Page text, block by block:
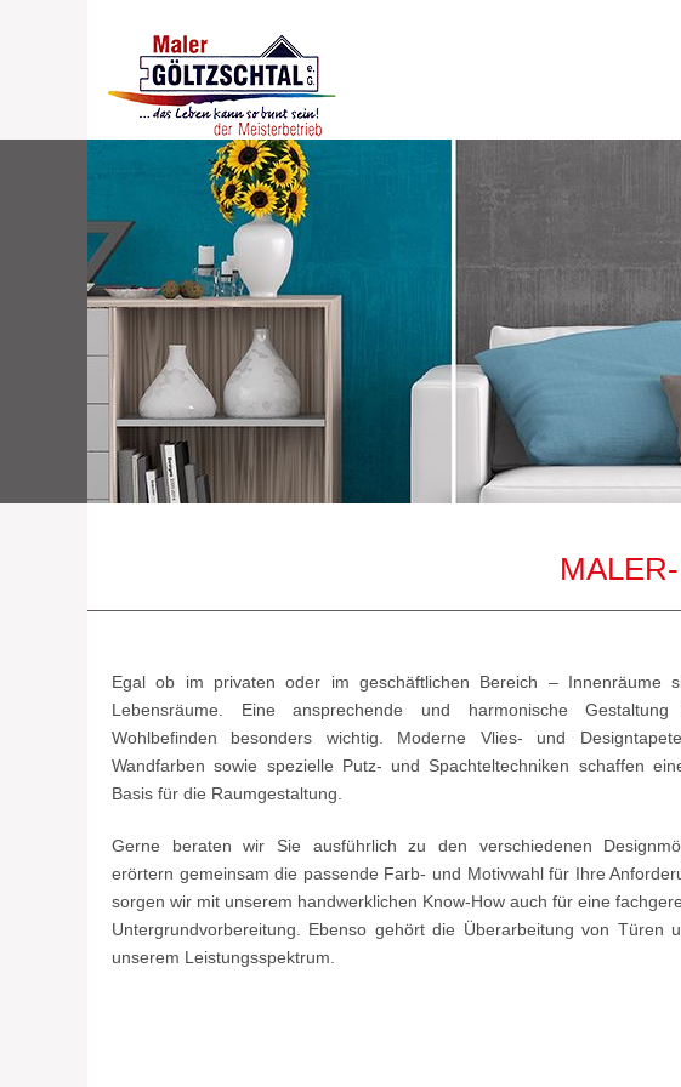
Egal ob im privaten oder im geschäftlichen Bereich – Innenräume
Lebensräume. Eine ansprechende und harmonische
Wohlbefinden besonders wichtig. Moderne Vlies- und
Wandfarben sowie spezielle Putz- und Spachteltechniken schaffen
Basis für die Raumgestaltung.
Gerne beraten wir Sie ausführlich zu den verschiedenen
erörtern gemeinsam die passende Farb- und Motivwahl für Ihre
sorgen wir mit unserem handwerklichen Know-How auch für eine
Untergrundvorbereitung. Ebenso gehört die Überarbeitung von Türen
unserem Leistungsspektrum.